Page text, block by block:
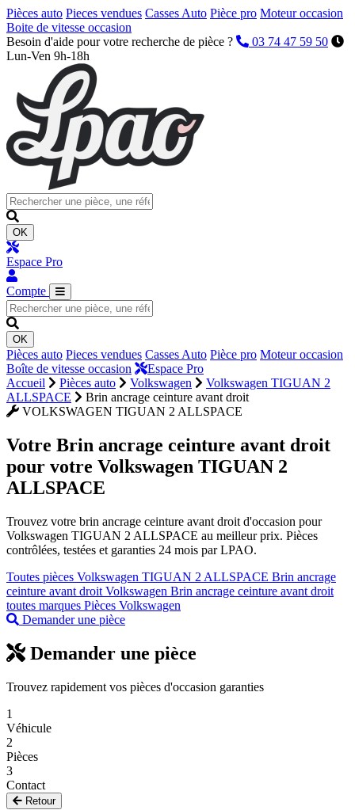
Pièces auto Pieces vendues Casses Auto Pièce pro Moteur occasion
Boite de vitesse occasion
Besoin d'aide pour votre recherche de pièce ?
03 74 47 59 50
Lun-Ven 9h-18h
OK
Espace Pro
Compte
OK
Pièces auto Pieces vendues Casses Auto Pièce pro Moteur occasion
Boîte de vitesse occasion
Espace Pro
Accueil
Pièces auto Volkswagen
Volkswagen TIGUAN 2
ALLSPACE
Brin ancrage ceinture avant droit
VOLKSWAGEN TIGUAN 2 ALLSPACE
Votre Brin ancrage ceinture avant droit
pour votre Volkswagen TIGUAN 2
ALLSPACE
Trouvez votre brin ancrage ceinture avant droit d'occasion pour
Volkswagen TIGUAN 2 ALLSPACE au meilleur prix. Pièces
contrôlées, testées et garanties 24 mois par LPAO.
Toutes pièces Volkswagen TIGUAN 2 ALLSPACE Brin ancrage
ceinture avant droit Volkswagen Brin ancrage ceinture avant droit
toutes marques Pièces Volkswagen
Demander une pièce
Demander une pièce
Trouvez rapidement vos pièces d'occasion garanties
1
Véhicule
2
Pièces
3
Contact
Retour